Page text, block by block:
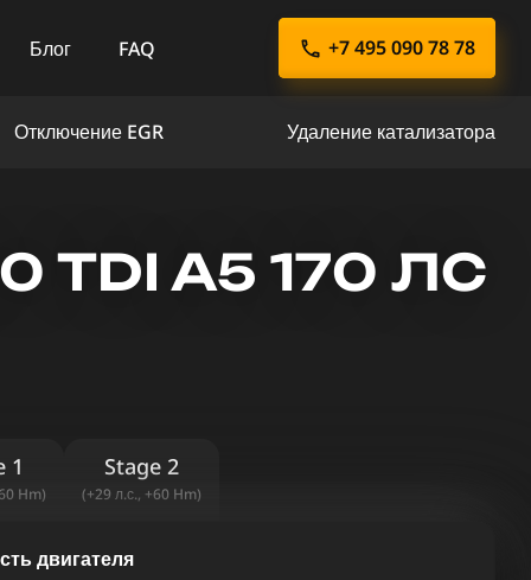
Блог FAQ +7 495 090 78 78
Отключение EGR Удаление катализатора
TDI A5 170 ЛС
1
Hm)
Stage 2
(+29 л.с., +60 Hm)
двигателя